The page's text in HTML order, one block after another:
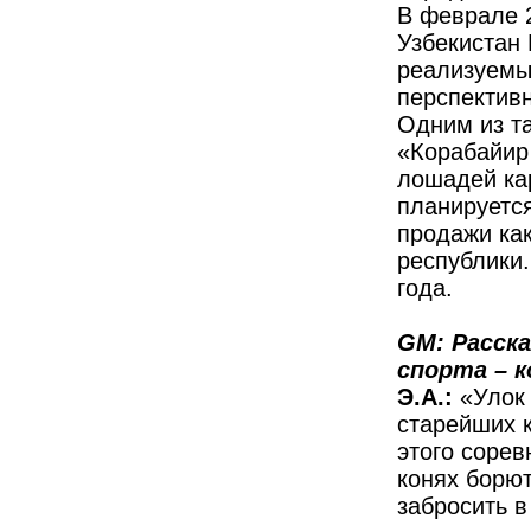
В феврале
Одним из
лошадей
продажи
года.
GM:
спорта –
Э.А.:
старейших
этого
конях
забросить